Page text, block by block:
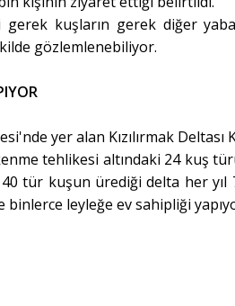
kuşların gerek diğer
gözlemlenebiliyor.
yer alan Kızılırmak
tehlikesi altındaki 24 kuş
tür kuşun ürediği delta her
leyleğe ev sahipliği